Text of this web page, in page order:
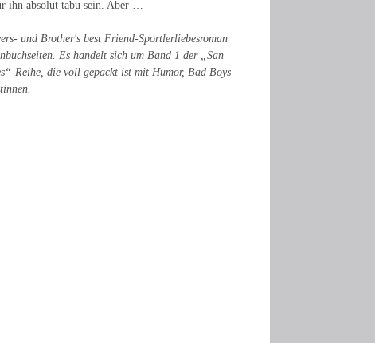
ihn absolut tabu sein. Aber …
und Brother's best Friend-Sportlerliebesroman
Es handelt sich um Band 1 der „San
Reihe, die voll gepackt ist mit Humor, Bad Boys